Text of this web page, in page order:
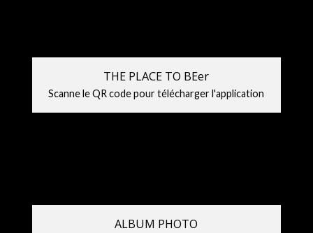
THE PLACE TO BEer
Scanne le QR code pour télécharger l'application
ALBUM PHOTO